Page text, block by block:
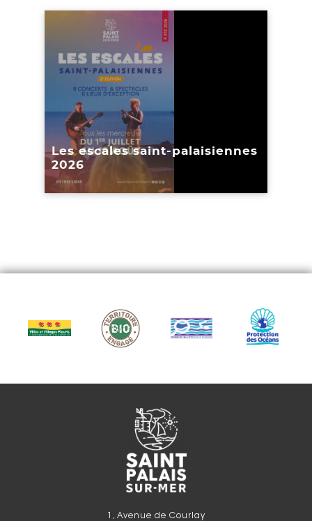
Les escales saint-palaisiennes
2026
Lire l'article
1, Avenue de Courlay